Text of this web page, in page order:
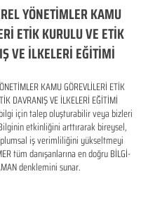
YÖNETİMLER KAMU
ETİK KURULU VE ETİK
VE İLKELERİ EĞİTİMİ
KAMU GÖREVLİLERİ ETİK
DAVRANIŞ VE İLKELERİ EĞİTİMİ
için talep oluşturabilir veya bizleri
etkinliğini arttırarak bireysel,
iş verimliliğini yükseltmeyi
tüm danışanlarına en doğru BİLGİ-
denklemini sunar.